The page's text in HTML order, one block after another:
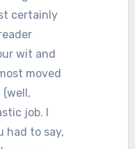
certainly
wit and
moved
job. I
had to say,